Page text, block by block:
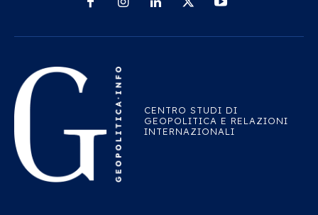
CENTRO STUDI DI
GEOPOLITICA E RELAZIONI
INTERNAZIONALI